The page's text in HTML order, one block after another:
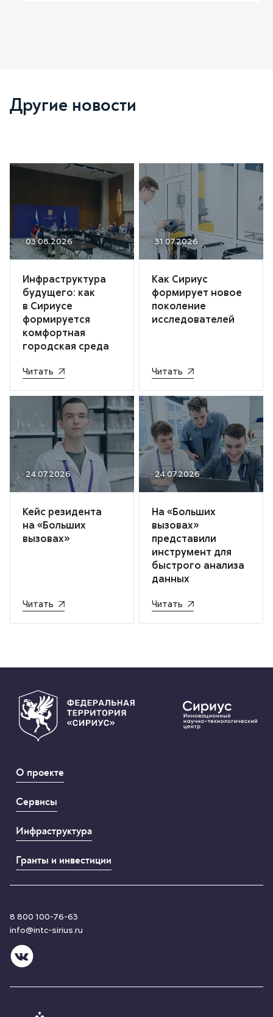
Другие новости
· 03.08.2026
Инфраструктура
будущего: как
в Сириусе
формируется
комфортная
городская среда
Читать
· 31.07.2026
Как Сириус
формирует новое
поколение
исследователей
Читать
· 24.07.2026
Кейс резидента
на «Больших
вызовах»
Читать
· 24.07.2026
На «Больших
вызовах»
представили
инструмент для
быстрого анализа
данных
Читать
О проекте
Сервисы
Инфраструктура
Гранты и инвестиции
8 800 100-76-63
info@intc-sirius.ru